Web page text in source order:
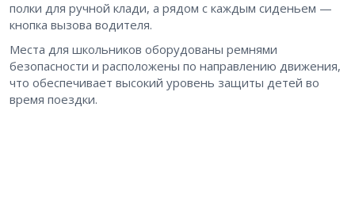
полки для ручной клади, а рядом с каждым сиденьем —
кнопка вызова водителя.
Места для школьников оборудованы ремнями
безопасности и расположены по направлению движения,
что обеспечивает высокий уровень защиты детей во
время поездки.